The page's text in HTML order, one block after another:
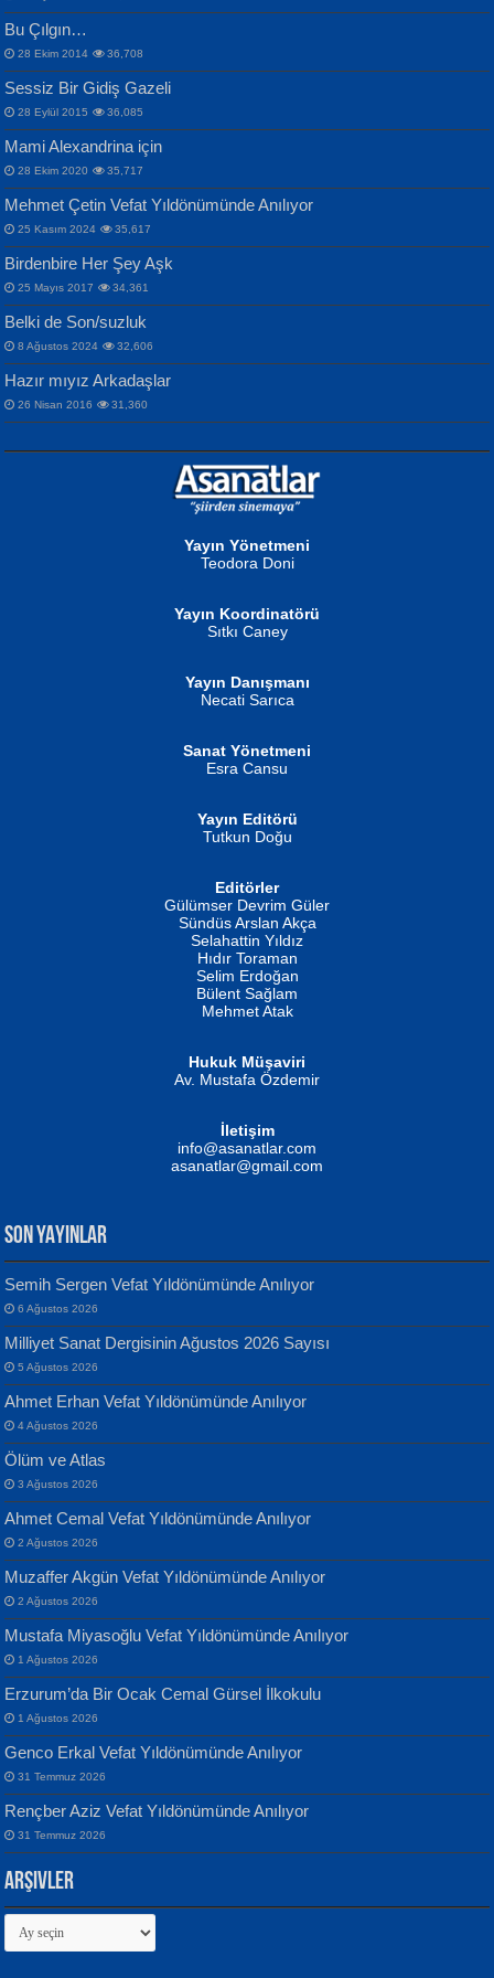
İPEK ACAR SERT
Gazze’nin Şecaati, Ümmetin İmtihanı...
MAHMUT GÜRBÜZ
İbrahim Olmak ve Bitirebilmek...
NURAN KÖSE BAYDAR
İSMAİL OKUTAN
Erkeklerin Kahrolması Ne Demektir
MUSTAFA KELOĞLU
Yarına İz Bırakmak...
ATİLLA ÖZEN
Sultan Olmadan Önce Eyüp...
EKREM KARABABA
MEHMET ALİ BAL
Selahattin Yıldız
İdrakimle Üşürken...
Songül Özel
Mahzen...
Ben Deniz Değilim ki...
Evvel Zaman Tanrıçası...
Yılmaz Ekinci
Geceye Söylenen...
Banu Sancak
Defterimden İçeri...
İsmail Aydos
İnkisar...
Ekim Betül Uçar
ERDEM BAYAZIT
Sana, Bana, Vatanıma, Ülkemin
İnsanlarına Dair...
NAZIM HİKMET RAN
Bir Cezaevinde, Tecritteki Adamın
Mektupları...
Bu Çılgın…
28 Ekim 2014 36,708
Sessiz Bir Gidiş Gazeli
28 Eylül 2015 36,085
Mami Alexandrina için
28 Ekim 2020 35,717
Mehmet Çetin Vefat Yıldönümünde Anılıyor
25 Kasım 2024 35,617
Birdenbire Her Şey Aşk
25 Mayıs 2017 34,361
Belki de Son/suzluk
8 Ağustos 2024 32,606
Hazır mıyız Arkadaşlar
26 Nisan 2016 31,360
Yayın Yönetmeni
Teodora Doni
Yayın Koordinatörü
Sıtkı Caney
Yayın Danışmanı
Necati Sarıca
Sanat Yönetmeni
Esra Cansu
Yayın Editörü
Tutkun Doğu
Editörler
Gülümser Devrim Güler
Sündüs Arslan Akça
Selahattin Yıldız
Hıdır Toraman
Selim Erdoğan
Bülent Sağlam
Mehmet Atak
Hukuk Müşaviri
Av. Mustafa Özdemir
İletişim
info@asanatlar.com
asanatlar@gmail.com
SON YAYINLAR
Semih Sergen Vefat Yıldönümünde Anılıyor
6 Ağustos 2026
Milliyet Sanat Dergisinin Ağustos 2026 Sayısı
5 Ağustos 2026
Ahmet Erhan Vefat Yıldönümünde Anılıyor
4 Ağustos 2026
Ölüm ve Atlas
3 Ağustos 2026
Ahmet Cemal Vefat Yıldönümünde Anılıyor
2 Ağustos 2026
Muzaffer Akgün Vefat Yıldönümünde Anılıyor
2 Ağustos 2026
Mustafa Miyasoğlu Vefat Yıldönümünde Anılıyor
1 Ağustos 2026
Erzurum’da Bir Ocak Cemal Gürsel İlkokulu
1 Ağustos 2026
Genco Erkal Vefat Yıldönümünde Anılıyor
31 Temmuz 2026
Rençber Aziz Vefat Yıldönümünde Anılıyor
31 Temmuz 2026
Arşivler
Arşivler